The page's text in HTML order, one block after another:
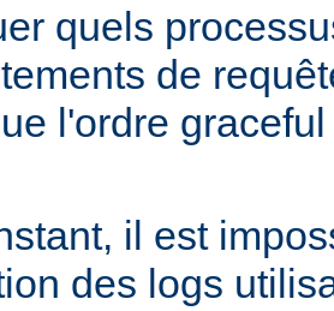
quels
de
l'ordre
il est
des logs